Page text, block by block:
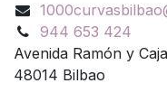
944 653 424
Avenida Ramón y
48014 Bilbao